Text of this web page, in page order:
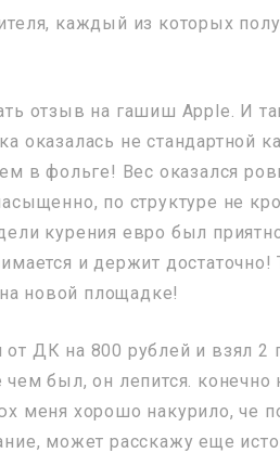
каждый из которых
отзыв на гашиш Apple. И
оказалась не стандартной
в фольге! Вес оказался
по структуре не
курения евро был
и держит
новой площадке!
ДК на 800 рублей и взял 2
был, он лепится. конечно
меня хорошо накурило, че
может расскажу еще